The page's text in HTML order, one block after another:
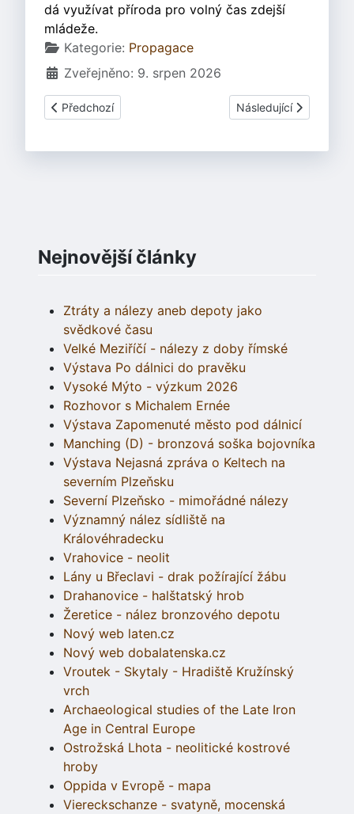
dá využívat příroda pro volný čas zdejší
mládeže.
Základní údaje
Kategorie: Propagace
Zveřejněno: 9. srpen 2026
Předchozí článek: Dokument o Keltech na ČT 2.11.2000
Předchozí Další článek: Bardův
Následující
Nejnovější články
Ztráty a nálezy aneb depoty jako
svědkové času
Velké Meziříčí - nálezy z doby římské
Výstava Po dálnici do pravěku
Vysoké Mýto - výzkum 2026
Rozhovor s Michalem Ernée
Výstava Zapomenuté město pod dálnicí
Manching (D) - bronzová soška bojovníka
Výstava Nejasná zpráva o Keltech na
severním Plzeňsku
Severní Plzeňsko - mimořádné nálezy
Významný nález sídliště na
Královéhradecku
Vrahovice - neolit
Lány u Břeclavi - drak požírající žábu
Drahanovice - halštatský hrob
Žeretice - nález bronzového depotu
Nový web laten.cz
Nový web dobalatenska.cz
Vroutek - Skytaly - Hradiště Kružínský
vrch
Archaeological studies of the Late Iron
Age in Central Europe
Ostrožská Lhota - neolitické kostrové
hroby
Oppida v Evropě - mapa
Viereckschanze - svatyně, mocenská